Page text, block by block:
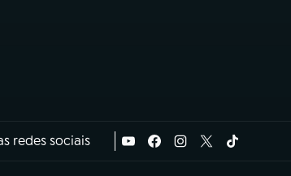
redes sociais